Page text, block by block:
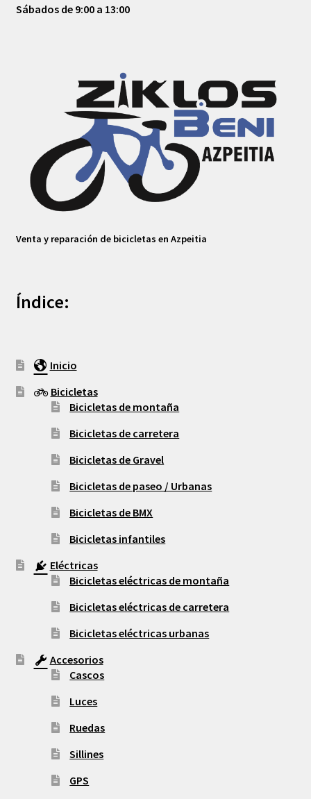
Sábados de 9:00 a 13:00
Venta y reparación de bicicletas en Azpeitia
Índice:
Inicio
Bicicletas
Bicicletas de montaña
Bicicletas de carretera
Bicicletas de Gravel
Bicicletas de paseo / Urbanas
Bicicletas de BMX
Bicicletas infantiles
Eléctricas
Bicicletas eléctricas de montaña
Bicicletas eléctricas de carretera
Bicicletas eléctricas urbanas
Accesorios
Cascos
Luces
Ruedas
Sillines
GPS